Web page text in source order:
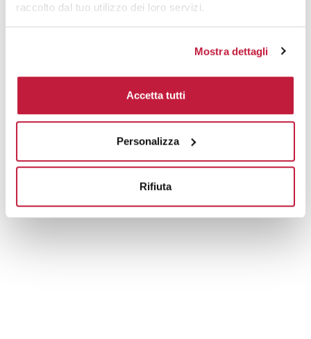
raccolto dal tuo utilizzo dei loro servizi.
Mostra dettagli
Accetta tutti
Personalizza
Rifiuta
Prodotti alternativi